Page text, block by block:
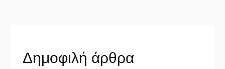
Δημοφιλή άρθρα